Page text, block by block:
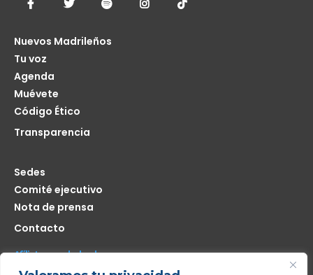
Nuevos Madrileños
Tu voz
Agenda
Muévete
Código Ético
Transparencia
Sedes
Comité ejecutivo
Nota de prensa
Contacto
Afíliate seas de donde seas